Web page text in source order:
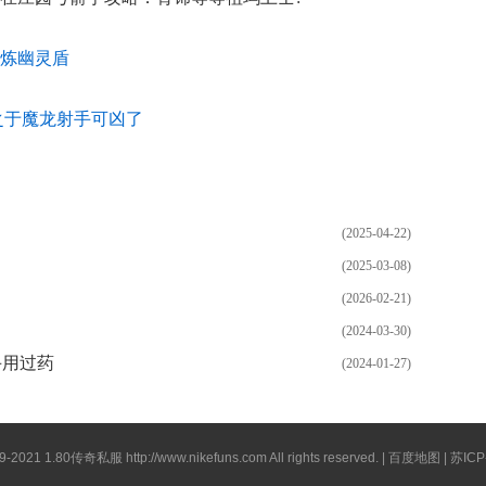
幽灵盾
魔龙射手可凶了
(2025-04-22)
(2025-03-08)
(2026-02-21)
(2024-03-30)
(2024-01-27)
过药
2021 1.80传奇私服 http://www.nikefuns.com All rights reserved. | 百度地图 | 苏